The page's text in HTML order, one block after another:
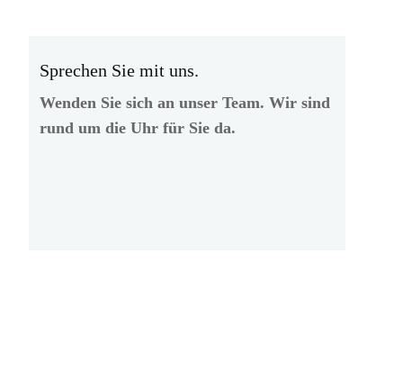
Sprechen Sie mit uns.
Wenden Sie sich an unser Team. Wir sind
rund um die Uhr für Sie da.